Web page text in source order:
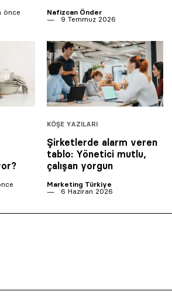
önce
Nafizcan Önder
9 Temmuz 2026
KÖŞE YAZILARI
Şirketlerde alarm veren
tablo: Yönetici mutlu,
çalışan yorgun
Marketing Türkiye
6 Haziran 2026